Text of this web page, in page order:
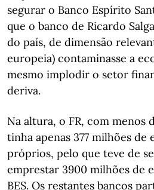
segurar o Banco Espírito
que o banco de Ricardo
do país, de dimensão
europeia) contaminasse a
mesmo implodir o setor
deriva.
Na altura, o FR, com menos
tinha apenas 377 milhões de
próprios, pelo que teve de
emprestar 3900 milhões de
BES. Os restantes bancos